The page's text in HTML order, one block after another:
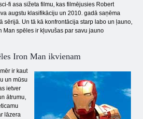
fi asa sižeta filmu, kas filmējusies Robert
augstu klasifikāciju un 2010. gadā saņēma
sērijā. Un tā kā konfrontācija starp labo un ļauno,
Man spēles ir kļuvušas par savu jauno
Iron Man ikvienam
ir kaut
un mūsu
ietver
ātrumu,
lāzera